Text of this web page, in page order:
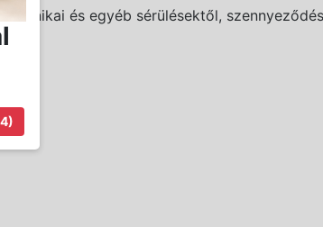
és egyéb sérülésektől,